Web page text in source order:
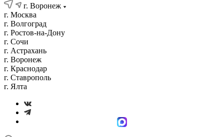
г. Воронеж
г. Москва
г. Волгоград
г. Ростов-на-Дону
г. Сочи
г. Астрахань
г. Воронеж
г. Краснодар
г. Ставрополь
г. Ялта